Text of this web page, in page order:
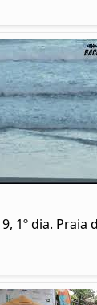
1º dia. Praia